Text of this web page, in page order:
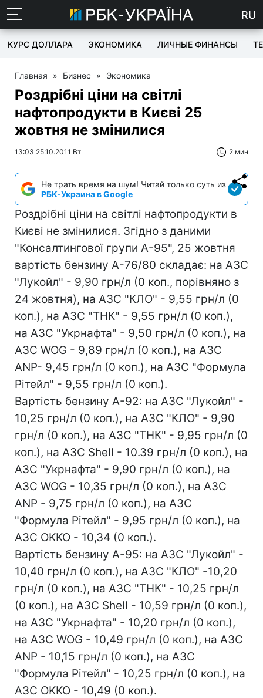
RU
КУРС ДОЛЛАРА ЭКОНОМИКА ЛИЧНЫЕ ФИНАНСЫ
Главная » Бизнес » Экономика
Роздрібні ціни на світлі
нафтопродукти в Києві 25
жовтня не змінилися
13:03 25.10.2011 Вт 2 мин
Не трать время на шум! Читай только суть из
РБК-Украина в Google
Роздрібні ціни на світлі нафтопродукти в
Києві не змінилися. Згідно з даними
"Консалтингової групи А-95", 25 жовтня
вартість бензину А-76/80 складає: на АЗС
"Лукойл" - 9,90 грн/л (0 коп., порівняно з
24 жовтня), на АЗС "КЛО" - 9,55 грн/л (0
коп.), на АЗС "ТНК" - 9,55 грн/л (0 коп.),
на АЗС "Укрнафта" - 9,50 грн/л (0 коп.), на
АЗС WOG - 9,89 грн/л (0 коп.), на АЗС
ANP- 9,45 грн/л (0 коп.), на АЗС "Формула
Рітейл" - 9,55 грн/л (0 коп.).
Вартість бензину А-92: на АЗС "Лукойл" -
10,25 грн/л (0 коп.), на АЗС "КЛО" - 9,90
грн/л (0 коп.), на АЗС "ТНК" - 9,95 грн/л (0
коп.), на АЗС Shell - 10.39 грн/л (0 коп.), на
АЗС "Укрнафта" - 9,90 грн/л (0 коп.), на
АЗС WOG - 10,35 грн/л (0 коп.), на АЗС
ANP - 9,75 грн/л (0 коп.), на АЗС
"Формула Рітейл" - 9,95 грн/л (0 коп.), на
АЗС OKKO - 10,34 (0 коп.).
Вартість бензину А-95: на АЗС "Лукойл" -
10,40 грн/л (0 коп.), на АЗС "КЛО" -10,20
грн/л (0 коп.), на АЗС "ТНК" - 10,25 грн/л
(0 коп.), на АЗС Shell - 10,59 грн/л (0 коп.),
на АЗС "Укрнафта" - 10,20 грн/л (0 коп.),
на АЗС WOG - 10,49 грн/л (0 коп.), на АЗС
ANP - 10,15 грн/л (0 коп.), на АЗС
"Формула Рітейл" - 10,25 грн/л (0 коп.), на
АЗС OKKO - 10,49 (0 коп.).